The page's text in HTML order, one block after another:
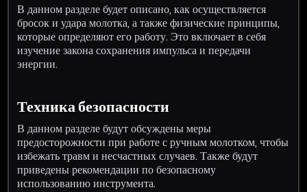
В данном разделе будет описано, как осуществляется
бросок и удара молотка, а также физические принципы,
которые определяют его работу. Это включает в себя
изучение закона сохранения импульса и передачи
энергии.
Техника безопасности
В данном разделе будут обсуждены меры
предосторожности при работе с ручным молотком, чтобы
избежать травм и несчастных случаев. Также будут
приведены рекомендации по безопасному
использованию инструмента.